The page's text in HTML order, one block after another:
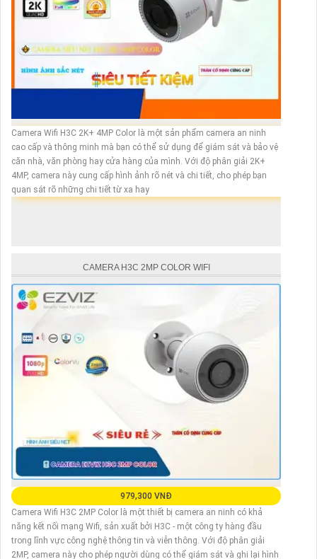
Camera Wifi H3C 2K+ 4MP Color là một sản phẩm camera an ninh
cao cấp và thông minh mà bạn có thể sử dụng để giám sát và bảo vệ
căn nhà, văn phòng hay cửa hàng của mình. Với độ phân giải 2K+
4MP, camera này cung cấp hình ảnh rõ nét và chi tiết, cho phép bạn
quan sát rõ những chi tiết từ xa hay
CAMERA H3C 2MP COLOR WIFI
979,300 VNĐ
Camera Wifi H3C 2MP Color là một thiết bị camera an ninh có khả
năng kết nối mạng Wifi, sản xuất bởi H3C - một công ty hàng đầu
trong lĩnh vực công nghệ thông tin và viễn thông. Với độ phân giải
2MP, camera này cho phép người dùng có thể giám sát và ghi lại hình